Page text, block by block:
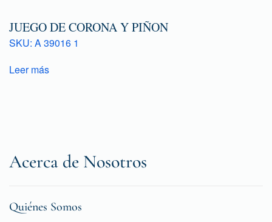
JUEGO DE CORONA Y PIÑON
SKU: A 39016 1
Leer más
Acerca de Nosotros
Quiénes Somos